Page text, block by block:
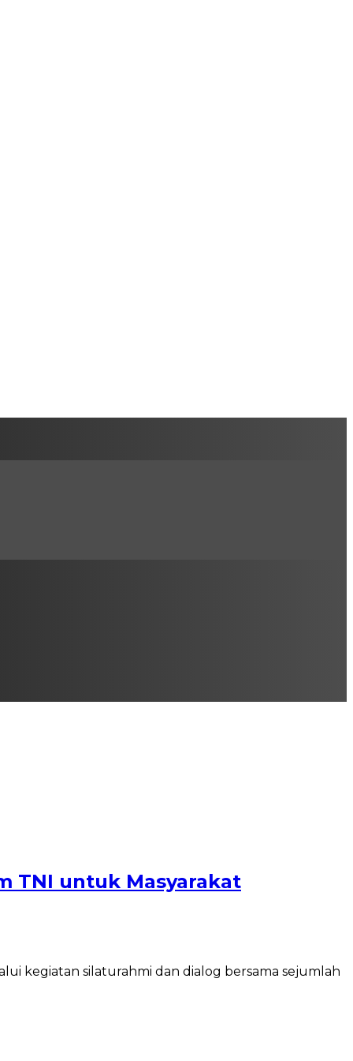
TNI untuk Masyarakat
kegiatan silaturahmi dan dialog bersama sejumlah